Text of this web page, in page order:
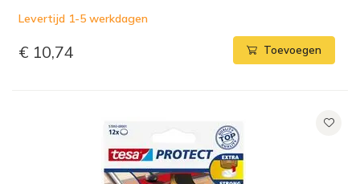
Levertijd 1-5 werkdagen
€ 10,74 Toevoegen